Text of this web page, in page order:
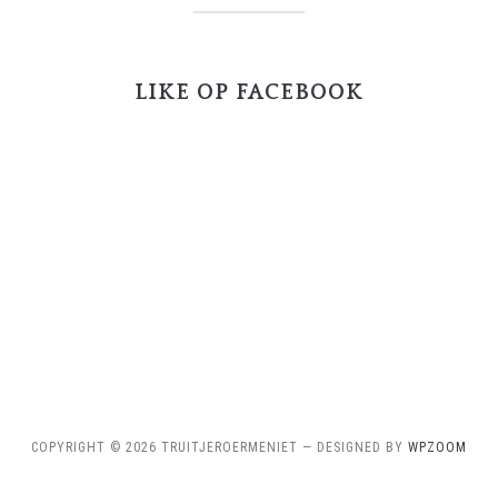
LIKE OP FACEBOOK
COPYRIGHT © 2026 TRUITJEROERMENIET — DESIGNED BY WPZOOM